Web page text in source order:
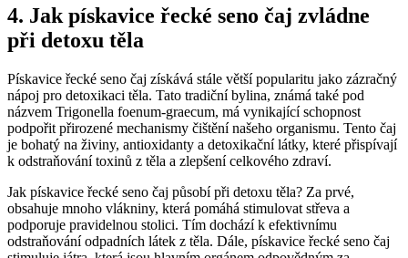
4. Jak pískavice řecké seno čaj zvládne
při detoxu těla
Pískavice řecké seno čaj získává stále větší popularitu jako zázračný
nápoj pro detoxikaci těla. Tato tradiční bylina, známá také pod
názvem Trigonella foenum-graecum, má vynikající schopnost
podpořit přirozené mechanismy čištění našeho organismu. Tento čaj
je bohatý na živiny, antioxidanty a detoxikační látky, které přispívají
k odstraňování toxinů z těla a zlepšení celkového zdraví.
Jak pískavice řecké seno čaj působí při detoxu těla? Za prvé,
obsahuje mnoho vlákniny, která pomáhá stimulovat střeva a
podporuje pravidelnou stolici. Tím dochází k efektivnímu
odstraňování odpadních látek z těla. Dále, pískavice řecké seno čaj